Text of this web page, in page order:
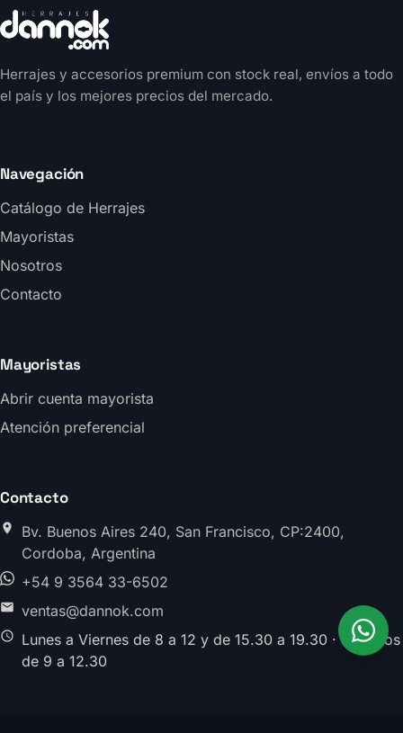
Herrajes y accesorios premium con stock real, envíos a todo
el país y los mejores precios del mercado.
Navegación
Catálogo de Herrajes
Mayoristas
Nosotros
Contacto
Mayoristas
Abrir cuenta mayorista
Atención preferencial
Contacto
Bv. Buenos Aires 240, San Francisco, CP:2400,
Cordoba, Argentina
+54 9 3564 33-6502
ventas@dannok.com
Lunes a Viernes de 8 a 12 y de 15.30 a 19.30 · Sabados
de 9 a 12.30